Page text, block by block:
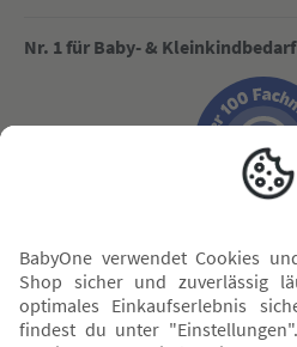
Nr. 1 für Baby- & Kleinkindbedarf